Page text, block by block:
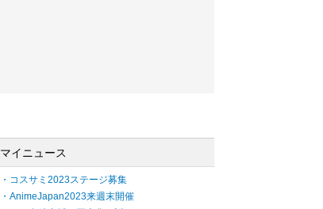
マイニュース
・コスサミ2023ステージ募集
・AnimeJapan2023来週末開催